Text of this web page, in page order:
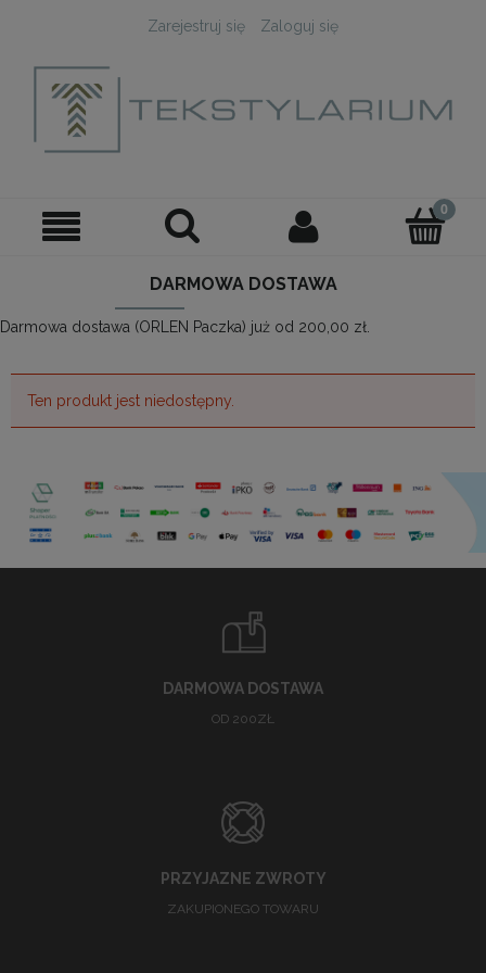
Zarejestruj się Zaloguj się
DARMOWA DOSTAWA
Darmowa dostawa (ORLEN Paczka) już od 200,00 zł.
Ten produkt jest niedostępny.
DARMOWA DOSTAWA
OD 200ZŁ
PRZYJAZNE ZWROTY
ZAKUPIONEGO TOWARU